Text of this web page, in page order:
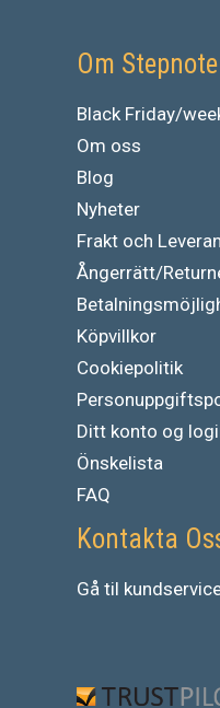
Om Stepnote
Black Friday/
Om oss
Blog
Nyheter
Frakt och
Ångerrätt/
Köpvillkor
Cookiepolitik
Ditt konto og
Önskelista
FAQ
Kontakta
Gå til